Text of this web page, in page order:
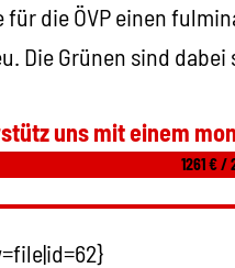
die ÖVP einen
Die Grünen sind
uns mit einem
1261 € /